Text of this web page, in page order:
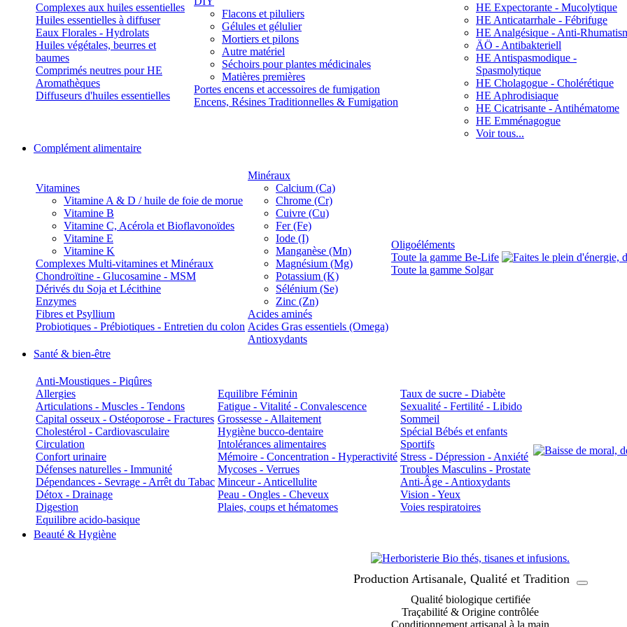
Complexes aux huiles essentielles
Huiles essentielles à diffuser
Eaux Florales - Hydrolats
Huiles végétales, beurres et
baumes
Comprimés neutres pour HE
Aromathèques
Diffuseurs d'huiles essentielles
Flacons et piluliers
Gélules et gélulier
Mortiers et pilons
Autre matériel
Séchoirs pour plantes médicinales
Matières premières
Portes encens et accessoires de fumigation
Encens, Résines Traditionnelles & Fumigation
HE Expectorante - Mucolytique
HE Anticatarrhale - Fébrifuge
HE Analgésique - Anti-
ÄÖ - Antibakteriell
HE Antispasmodique -
Spasmolytique
HE Cholagogue - Cholérétique
HE Aphrodisiaque
HE Cicatrisante - Antihématome
HE Emménagogue
Voir tous...
Complément alimentaire
Vitamines
Vitamine A & D / huile de foie de morue
Vitamine B
Vitamine C, Acérola et Bioflavonoïdes
Vitamine E
Vitamine K
Complexes Multi-vitamines et Minéraux
Chondroïtine - Glucosamine - MSM
Dérivés du Soja et Lécithine
Enzymes
Fibres et Psyllium
Probiotiques - Prébiotiques - Entretien du colon
Minéraux
Calcium (Ca)
Chrome (Cr)
Cuivre (Cu)
Fer (Fe)
Iode (I)
Manganèse (Mn)
Magnésium (Mg)
Potassium (K)
Sélénium (Se)
Zinc (Zn)
Acides aminés
Acides Gras essentiels (Omega)
Antioxydants
Oligoéléments
Toute la gamme Be-Life
Toute la gamme Solgar
Santé & bien-être
Anti-Moustiques - Piqûres
Allergies
Articulations - Muscles - Tendons
Capital osseux - Ostéoporose - Fractures
Cholestérol - Cardiovasculaire
Circulation
Confort urinaire
Défenses naturelles - Immunité
Dépendances - Sevrage - Arrêt du Tabac
Détox - Drainage
Digestion
Equilibre acido-basique
Equilibre Féminin
Fatigue - Vitalité - Convalescence
Grossesse - Allaitement
Hygiène bucco-dentaire
Intolérances alimentaires
Mémoire - Concentration - Hyperactivité
Mycoses - Verrues
Minceur - Anticellulite
Peau - Ongles - Cheveux
Plaies, coups et hématomes
Taux de sucre - Diabète
Sexualité - Fertilité - Libido
Sommeil
Spécial Bébés et enfants
Sportifs
Stress - Dépression - Anxiété
Troubles Masculins - Prostate
Anti-Âge - Antioxydants
Vision - Yeux
Voies respiratoires
Beauté & Hygiène
Production Artisanale, Qualité et Tradition
Qualité biologique certifiée
Traçabilité & Origine contrôlée
Conditionnement artisanal à la main